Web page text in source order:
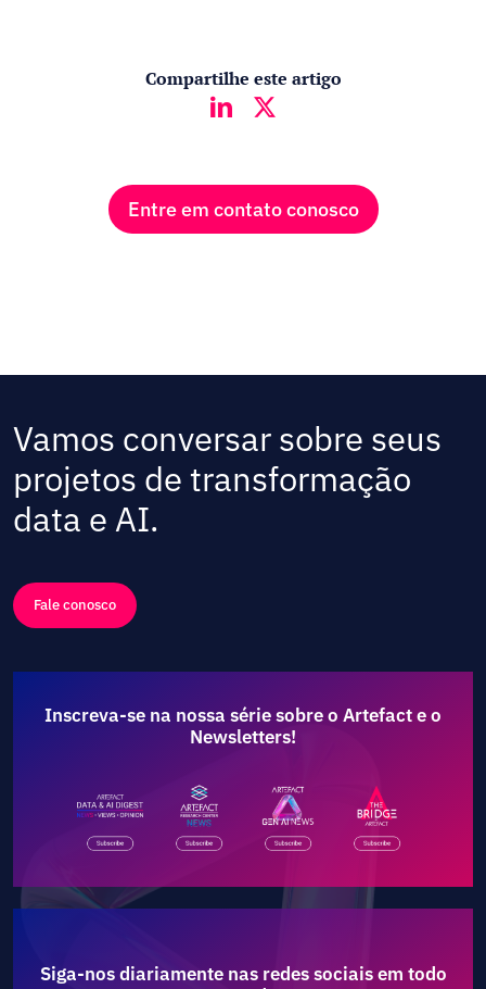
Compartilhe este artigo
Entre em contato conosco
Vamos conversar sobre seus
projetos de transformação
data e AI.
Fale conosco
Inscreva-se na nossa série sobre o Artefact e o
Newsletters!
Siga-nos diariamente nas redes sociais em todo